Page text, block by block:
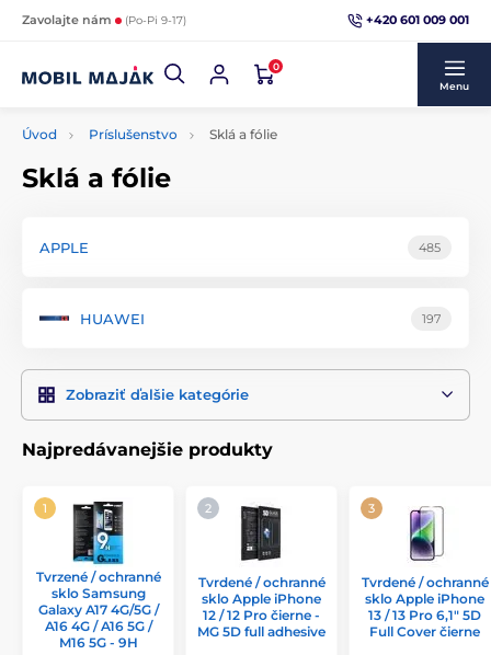
Zavolajte nám (Po-Pi 9-17) +420 601 009 001
0
Menu
Úvod Príslušenstvo Sklá a fólie
Sklá a fólie
APPLE 485
HUAWEI 197
Zobraziť ďalšie kategórie
Najpredávanejšie produkty
Tvrzené / ochranné
sklo Samsung
Galaxy A17 4G/5G /
A16 4G / A16 5G /
M16 5G - 9H
Tvrdené / ochranné
sklo Apple iPhone
12 / 12 Pro čierne -
MG 5D full adhesive
Tvrdené / ochranné
sklo Apple iPhone
13 / 13 Pro 6,1" 5D
Full Cover čierne